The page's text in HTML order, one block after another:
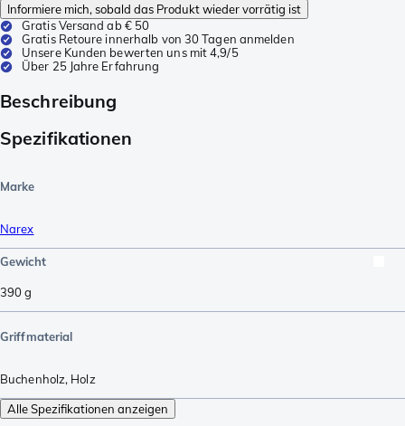
Informiere mich, sobald das Produkt wieder vorrätig ist
Gratis Versand ab € 50
Gratis Retoure innerhalb von 30 Tagen anmelden
Unsere Kunden bewerten uns mit 4,9/5
Über 25 Jahre Erfahrung
Beschreibung
Spezifikationen
Marke
Narex
Gewicht
390g
Griffmaterial
Buchenholz, Holz
Alle Spezifikationen anzeigen